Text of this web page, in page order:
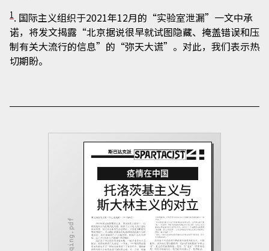
1. 国际主义组织于2021年12月的“实验室泄漏”一文中承
诺，将发文揭露“北京据说很早就试图隐藏、掩盖错误和压
制有关大流行的信息”的“弥天大谎”。对此，我们表示热
切期盼。